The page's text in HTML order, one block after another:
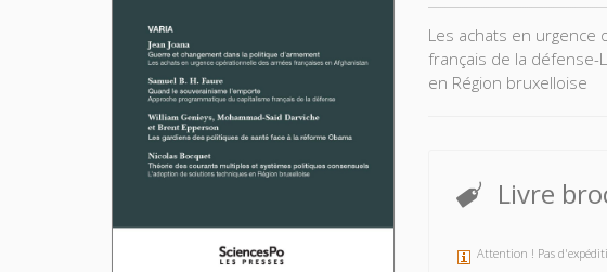
Les achats en urgence
français de la défense-
en Région bruxelloise
Livre
Attention ! Pas